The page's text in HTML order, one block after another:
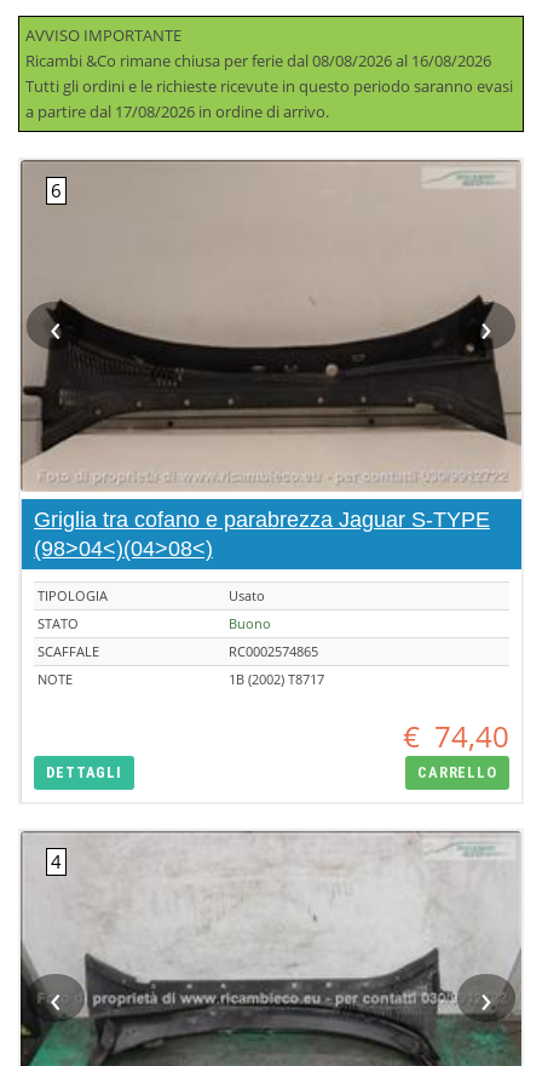
AVVISO IMPORTANTE
Ricambi &Co rimane chiusa per ferie dal 08/08/2026 al 16/08/2026
Tutti gli ordini e le richieste ricevute in questo periodo saranno evasi
a partire dal 17/08/2026 in ordine di arrivo.
‹ ›
Griglia tra cofano e parabrezza Jaguar S-TYPE
(98>04<)(04>08<)
TIPOLOGIA
Usato
STATO
Buono
SCAFFALE
RC0002574865
NOTE
1B (2002) T8717
€ 74,40
DETTAGLI CARRELLO
‹ ›